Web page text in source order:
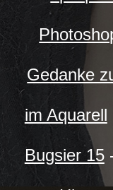
Gedanke
im Aquarell
Bugsier 15